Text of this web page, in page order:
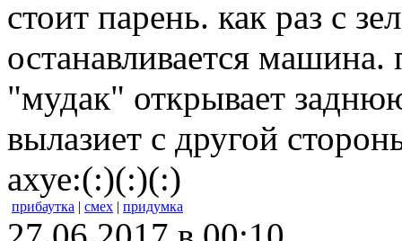
стоит парень. как раз с
останавливается
"мудак" открывает
вылазиет с другой
ахуе:(:)(:)(:)
прибаутка | смех | придумка